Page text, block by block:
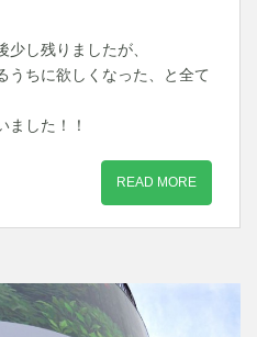
し残りましたが、
うちに欲しくなった、と全て
ました！！
READ MORE